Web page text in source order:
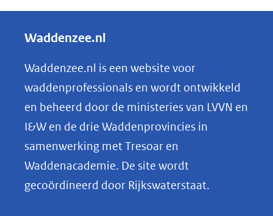
e
e
n
o
p
k
e
Waddenzee.nl
Waddenzee.nl is een website voor
waddenprofessionals en wordt ontwikkeld
en beheerd door de ministeries van LVVN en
I&W en de drie Waddenprovincies in
samenwerking met Tresoar en
Waddenacademie. De site wordt
gecoördineerd door Rijkswaterstaat.